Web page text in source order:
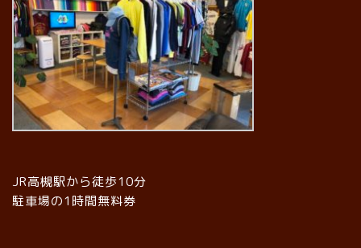
JR高槻駅から徒歩10分
駐車場の1時間無料券